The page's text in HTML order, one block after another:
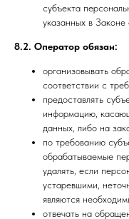
субъекта
указанных в Законе
8.2. Оператор обязан:
организовывать
соответствии с
предоставлять
информацию,
данных, либо на
по требованию
обрабатываемые
удалять, если
устаревшими,
являются
отвечать на